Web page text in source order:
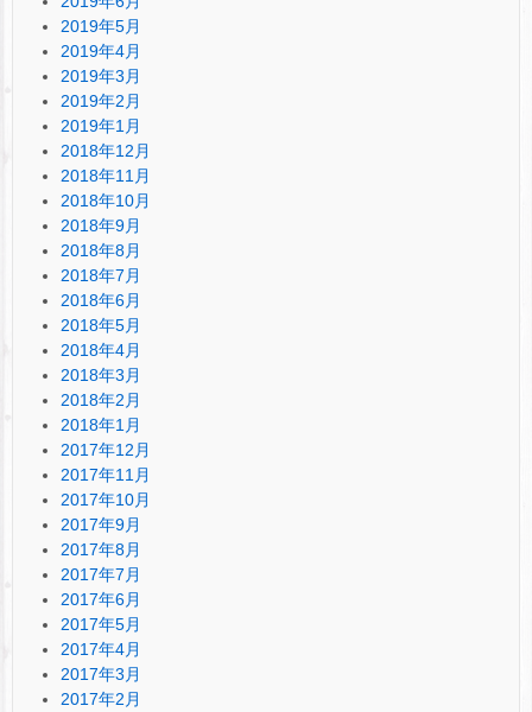
2019年5月
2019年4月
2019年3月
2019年2月
2019年1月
2018年12月
2018年11月
2018年10月
2018年9月
2018年8月
2018年7月
2018年6月
2018年5月
2018年4月
2018年3月
2018年2月
2018年1月
2017年12月
2017年11月
2017年10月
2017年9月
2017年8月
2017年7月
2017年6月
2017年5月
2017年4月
2017年3月
2017年2月